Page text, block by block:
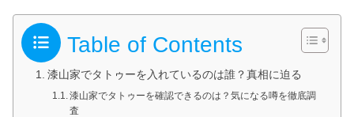
Table of Contents
漆山家でタトゥーを入れているのは誰？真相に迫る
漆山家でタトゥーを確認できるのは？気になる噂を徹底調
査